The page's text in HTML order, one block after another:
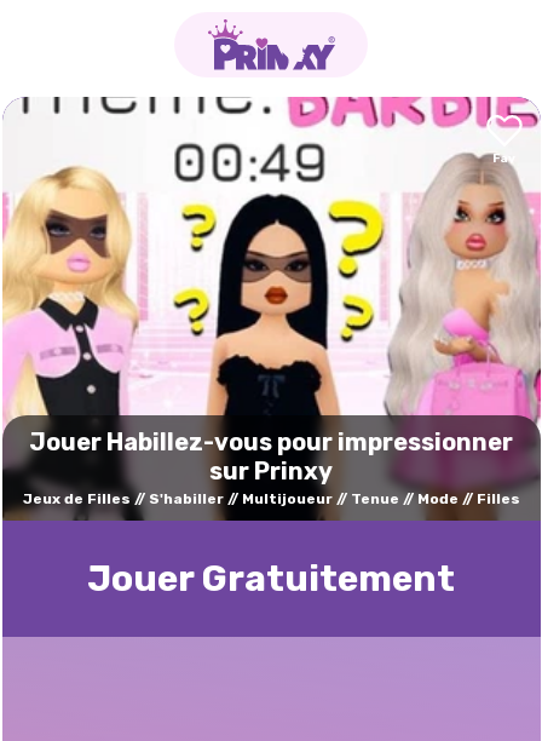
Jouer Habillez-vous pour impressionner
sur Prinxy
Jeux de Filles S'habiller Multijoueur Tenue Mode Filles
Jouer Gratuitement